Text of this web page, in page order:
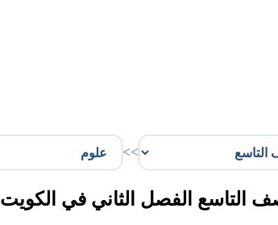
>>
الفصل الثاني في الكويت